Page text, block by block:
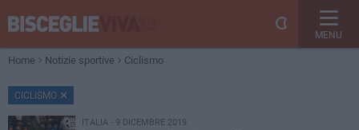
MENU
Home Notizie sportive Ciclismo
CICLISMO
ITALIA - 9 DICEMBRE 2019